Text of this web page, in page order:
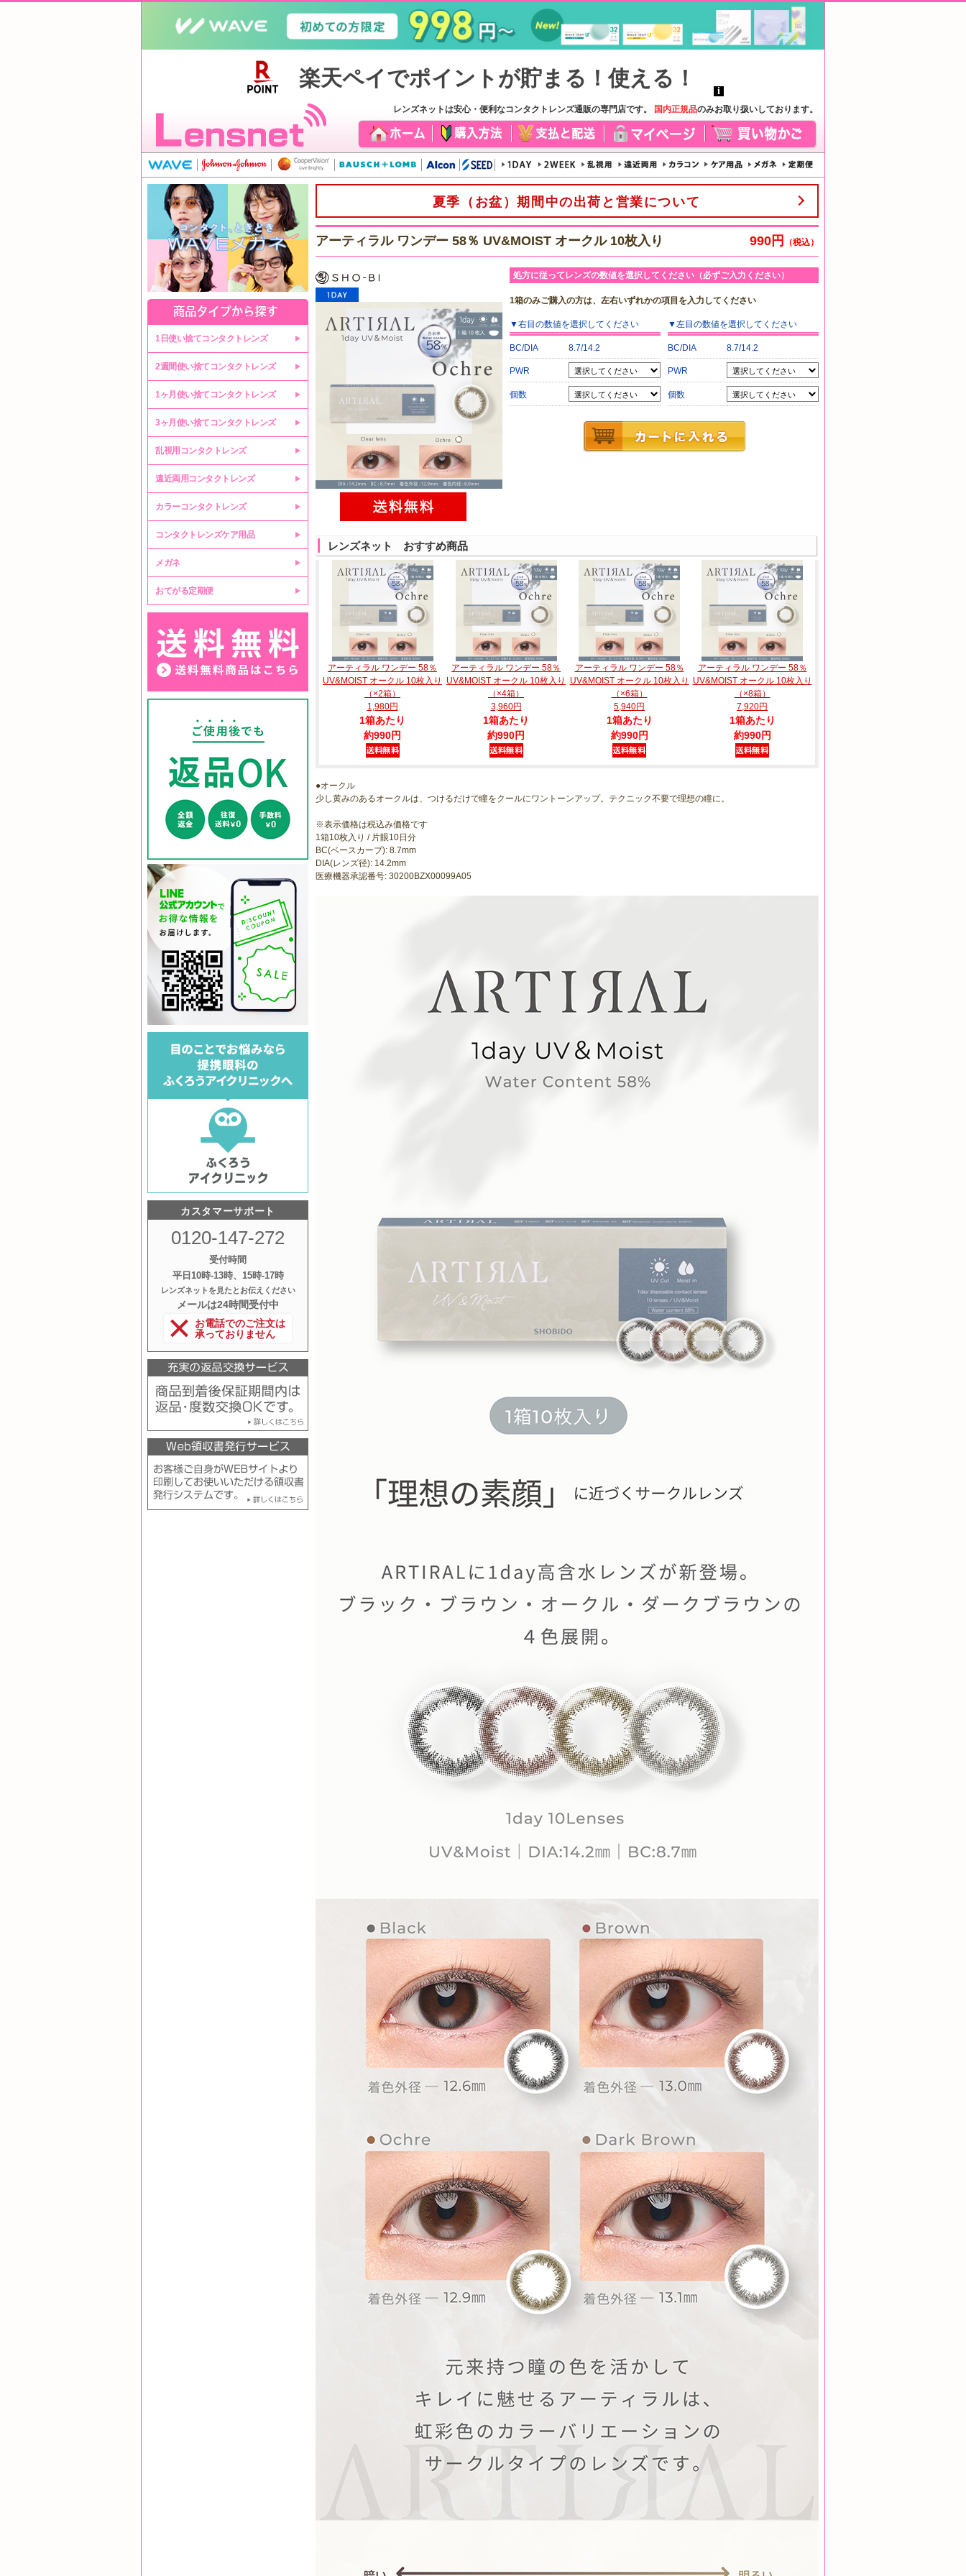
レンズネットは安心・便利なコンタクトレンズ通販の専門店です。 国内正規品のみお取り扱いしております。
1日使い捨てコンタクトレンズ
2週間使い捨てコンタクトレンズ
1ヶ月使い捨てコンタクトレンズ
3ヶ月使い捨てコンタクトレンズ
乱視用コンタクトレンズ
遠近両用コンタクトレンズ
カラーコンタクトレンズ
コンタクトレンズケア用品
メガネ
おてがる定期便
カスタマーサポート
0120-147-272
受付時間
平日10時‐13時、15時‐17時
レンズネットを見たとお伝えください
メールは24時間受付中
お電話でのご注文は
承っておりません
夏季（お盆）期間中の出荷と営業について
アーティラル ワンデー 58％ UV&MOIST オークル 10枚入り 990円 （税込）
処方に従ってレンズの数値を選択してください（必ずご入力ください）
1箱のみご購入の方は、左右いずれかの項目を入力してください
▼右目の数値を選択してください
BC/DIA 8.7/14.2
PWR
個数
▼左目の数値を選択してください
BC/DIA 8.7/14.2
PWR
個数
レンズネット おすすめ商品
アーティラル ワンデー 58％
UV&MOIST オークル 10枚入り
（×2箱）
1,980円
1箱あたり
約990円
アーティラル ワンデー 58％
UV&MOIST オークル 10枚入り
（×4箱）
3,960円
1箱あたり
約990円
アーティラル ワンデー 58％
UV&MOIST オークル 10枚入り
（×6箱）
5,940円
1箱あたり
約990円
アーティラル ワンデー 58％
UV&MOIST オークル 10枚入り
（×8箱）
7,920円
1箱あたり
約990円
●オークル
少し黄みのあるオークルは、つけるだけで瞳をクールにワントーンアップ。テクニック不要で理想の瞳に。
※表示価格は税込み価格です
1箱10枚入り / 片眼10日分
BC(ベースカーブ): 8.7mm
DIA(レンズ径): 14.2mm
医療機器承認番号: 30200BZX00099A05